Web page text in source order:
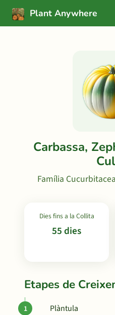
Plant Anywhere
Carbassa,
Família
Dies fins a la Collita
55 dies
Etapes de
Plàntula